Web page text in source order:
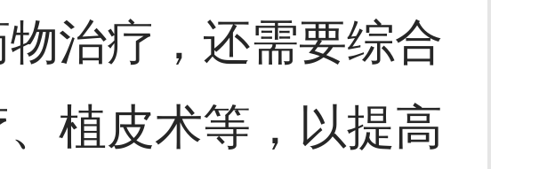
治疗，还需要综合
植皮术等，以提高